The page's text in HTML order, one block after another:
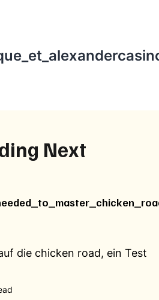
Next
die chicken road, ein Test